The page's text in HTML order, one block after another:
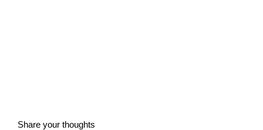
Share your thoughts